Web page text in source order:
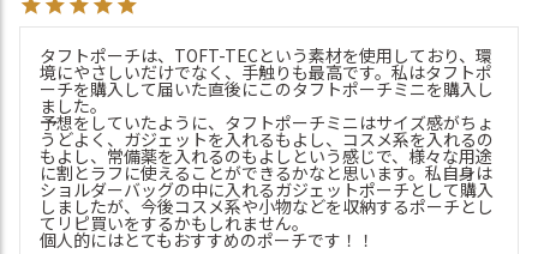
タフトポーチは、TOFT-TECという素材を使用しており、環
境にやさしいだけでなく、手触りも最高です。私はタフトポ
ーチを購入して届いた直後にこのタフトポーチミニを購入し
ました。
予想をしていたように、タフトポーチミニはサイズ感がちょ
うどよく、ガジェットを入れるもよし、コスメ系を入れるの
もよし、常備薬を入れるのもよしという感じで、様々な用途
に割とラフに使えることができるかなと思います。私自身は
ショルダーバッグの中に入れるガジェットポーチとして購入
しましたが、今後コスメ系や小物などを収納するポーチとし
てリピ買いをするかもしれません。
個人的にはとてもおすすめのポーチです！！